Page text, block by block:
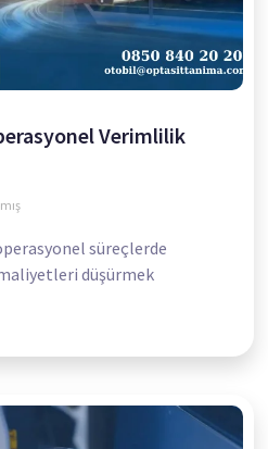
Verimlilik
süreçlerde
düşürmek